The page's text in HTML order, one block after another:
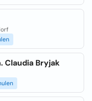
Claudia Bryjak